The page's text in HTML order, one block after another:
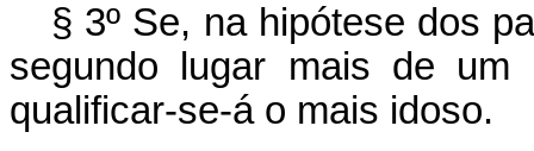
§ 3º Se, na hipótese dos
segundo lugar mais de um
qualificar-se-á o mais idoso.